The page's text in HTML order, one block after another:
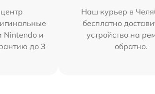
Nintendo и
до 3
Наш курьер в
бесплатно
устройство на
обратно.